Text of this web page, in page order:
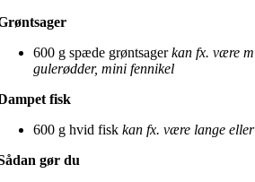
600 g spæde grøntsagerkan fx. være
gulerødder, mini fennikel
fisk
600 g hvid fiskkan fx. være lange
gør du